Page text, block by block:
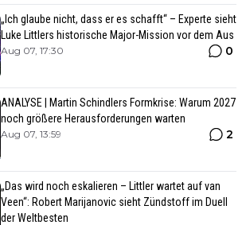
„Ich glaube nicht, dass er es schafft“ – Experte sieht
Luke Littlers historische Major-Mission vor dem Aus
Aug 07, 17:30 0
ANALYSE | Martin Schindlers Formkrise: Warum 2027
noch größere Herausforderungen warten
Aug 07, 13:59 2
„Das wird noch eskalieren – Littler wartet auf van
Veen“: Robert Marijanovic sieht Zündstoff im Duell
der Weltbesten